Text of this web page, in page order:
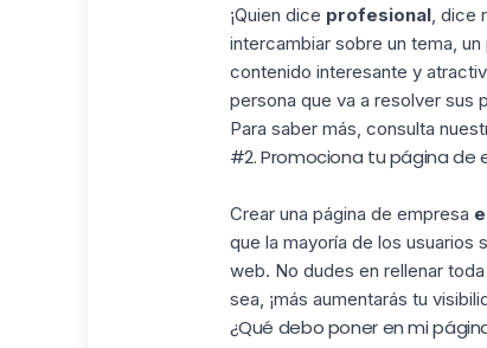
¡Quien dice profesional, dice
intercambiar sobre un tema,
contenido interesante y
persona que va a resolver sus
Para saber más, consulta
#2. Promociona tu página de
Crear una página de empresa
que la mayoría de los usuarios
web. No dudes en rellenar
sea, ¡más aumentarás tu
¿Qué debo poner en mi